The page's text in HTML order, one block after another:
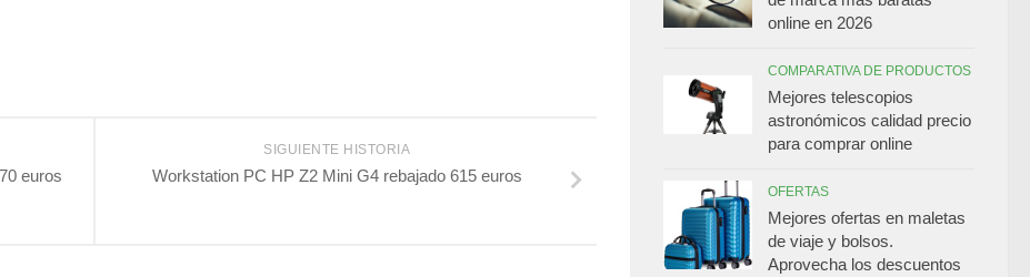
SIGUIENTE HISTORIA
Workstation PC HP Z2 Mini G4 rebajado 615 euros
euros
online en 2026
COMPARATIVA DE PRODUCTOS
Mejores telescopios
astronómicos calidad precio
para comprar online
OFERTAS
Mejores ofertas en maletas
de viaje y bolsos.
Aprovecha los descuentos